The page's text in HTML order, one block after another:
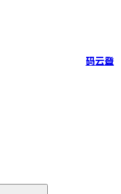
码云登